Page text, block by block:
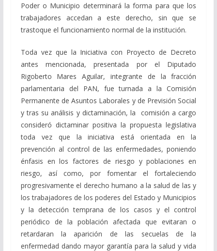
Poder o Municipio determinará la forma para que los
trabajadores accedan a este derecho, sin que se
trastoque el funcionamiento normal de la institución.
Toda vez que la Iniciativa con Proyecto de Decreto
antes mencionada, presentada por el Diputado
Rigoberto Mares Aguilar, integrante de la fracción
parlamentaria del PAN, fue turnada a la Comisión
Permanente de Asuntos Laborales y de Previsión Social
y tras su análisis y dictaminación, la comisión a cargo
consideró dictaminar positiva la propuesta legislativa
toda vez que la iniciativa está orientada en la
prevención al control de las enfermedades, poniendo
énfasis en los factores de riesgo y poblaciones en
riesgo, así como, por fomentar el fortaleciendo
progresivamente el derecho humano a la salud de las y
los trabajadores de los poderes del Estado y Municipios
y la detección temprana de los casos y el control
periódico de la población afectada que evitaran o
retardaran la aparición de las secuelas de la
enfermedad dando mayor garantía para la salud y vida